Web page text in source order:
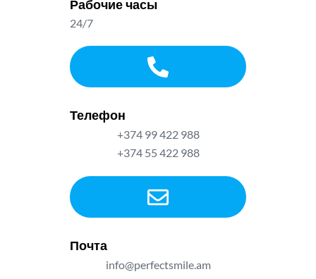
Рабочие часы
24/7
Телефон
+374 99 422 988
+374 55 422 988
Почта
info@perfectsmile.am